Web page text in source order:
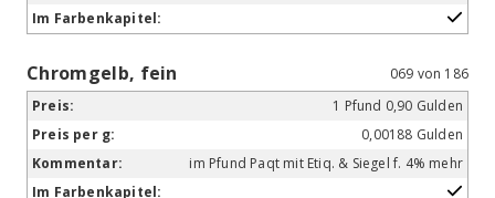
Chromgelb, fein
069 von 186
1 Pfund 0,90 Gulden
0,00188 Gulden
im Pfund Paqt mit Etiq. & Siegel f. 4% mehr